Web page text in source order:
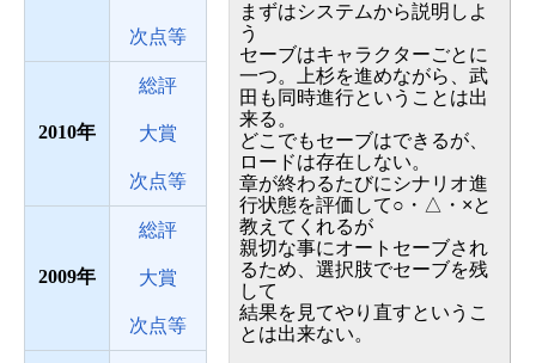
次点等
2010
総評
大賞
次点等
2009
総評
大賞
次点等
まずはシステムから説明しよ
う
セーブはキャラクターごとに
一つ。上杉を進めながら、武
田も同時進行ということは出
来る。
どこでもセーブはできるが、
ロードは存在しない。
章が終わるたびにシナリオ進
行状態を評価して○・△・×と
教えてくれるが
親切な事にオートセーブされ
るため、選択肢でセーブを残
して
結果を見てやり直すというこ
とは出来ない。